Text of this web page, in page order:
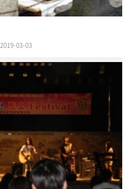
2019-03-03